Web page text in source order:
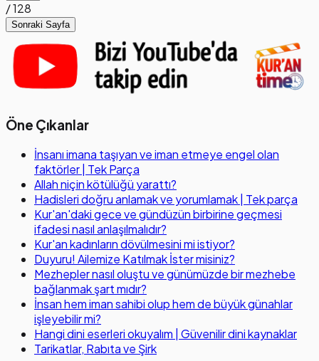
/128
Sonraki Sayfa
Öne Çıkanlar
İnsanı imana taşıyan ve iman etmeye engel olan
faktörler | Tek Parça
Allah niçin kötülüğü yarattı?
Hadisleri doğru anlamak ve yorumlamak | Tek parça
Kur'an'daki gece ve gündüzün birbirine geçmesi
ifadesi nasıl anlaşılmalıdır?
Kur'an kadınların dövülmesini mi istiyor?
Duyuru! Ailemize Katılmak İster misiniz?
Mezhepler nasıl oluştu ve günümüzde bir mezhebe
bağlanmak şart mıdır?
İnsan hem iman sahibi olup hem de büyük günahlar
işleyebilir mi?
Hangi dini eserleri okuyalım | Güvenilir dini kaynaklar
Tarikatlar, Rabıta ve Şirk